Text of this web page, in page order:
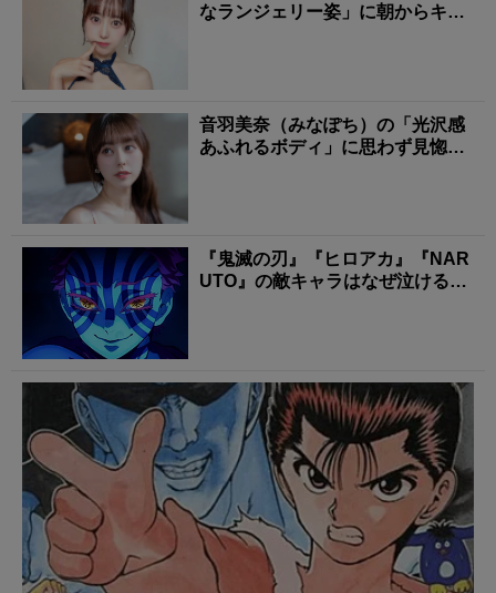
なランジェリー姿」に朝からキュ
音羽美奈（みなぽち）の「光沢感
あふれるボディ」に思わず見惚れ
『鬼滅の刃』『ヒロアカ』『NAR
UTO』の敵キャラはなぜ泣ける？